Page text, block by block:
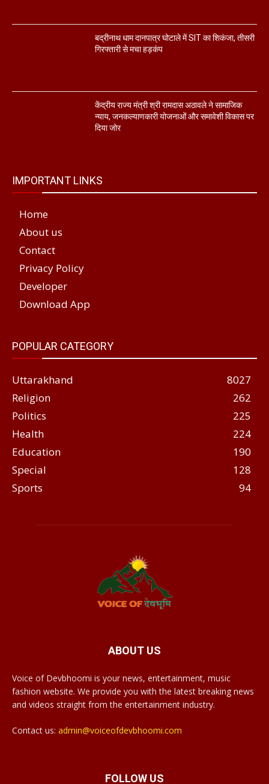
बद्रीनाथ धाम दानपात्र घोटाले में SIT का शिकंजा, तीसरी
गिरफ्तारी से मचा हड़कंप
केंद्रीय राज्य मंत्री श्री रामदास अठावले ने सामाजिक
न्याय, जनकल्याणकारी योजनाओं और समावेशी विकास पर
दिया जोर
IMPORTANT LINKS
Home
About us
Contact
Privacy Policy
Developer
Download App
POPULAR CATEGORY
Uttarakhand
8027
Religion
262
Politics
225
Health
224
Education
190
Special
128
Sports
94
ABOUT US
Voice of Devbhoomi is your news, entertainment, music
fashion website. We provide you with the latest breaking news
and videos straight from the entertainment industry.
Contact us: admin@voiceofdevbhoomi.com
FOLLOW US